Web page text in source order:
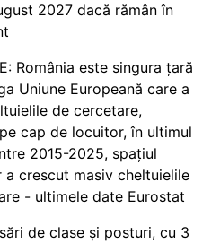
2027 dacă rămân în
România este singura țară
Uniune Europeană care a
de cercetare,
cap de locuitor, în ultimul
2015-2025, spațiul
a crescut masiv cheltuielile
- ultimele date Eurostat
de clase și posturi, cu 3